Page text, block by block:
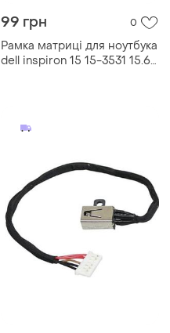
99 грн 0
Рамка матриці для ноутбука
dell inspiron 15 15-3531 15.6"